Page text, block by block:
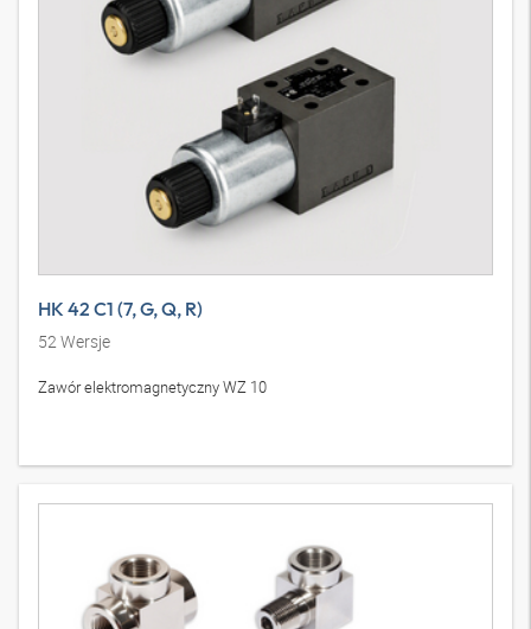
HK 42 C1 (7, G, Q, R)
52Wersje
Zawór elektromagnetyczny WZ 10